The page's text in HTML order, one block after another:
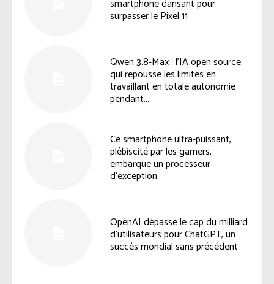
smartphone dansant pour
surpasser le Pixel 11
Qwen 3.8-Max : l’IA open source
qui repousse les limites en
travaillant en totale autonomie
pendant…
Ce smartphone ultra-puissant,
plébiscité par les gamers,
embarque un processeur
d’exception
OpenAI dépasse le cap du milliard
d’utilisateurs pour ChatGPT, un
succès mondial sans précédent